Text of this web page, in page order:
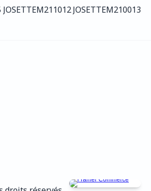
JOSETTEM211012JOSETTEM210013